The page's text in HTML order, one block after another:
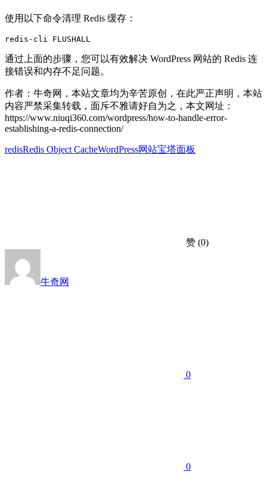
使用以下命令清理 Redis 缓存：
通过上面的步骤，您可以有效解决 WordPress 网站的 Redis 连
接错误和内存不足问题。
作者：牛奇网，本站文章均为辛苦原创，在此严正声明，本站
内容严禁采集转载，面斥不雅请好自为之，本文网址：
https://www.niuqi360.com/wordpress/how-to-handle-error-
establishing-a-redis-connection/
redisRedis Object CacheWordPress网站宝塔面板
赞 (0)
牛奇网
0
0